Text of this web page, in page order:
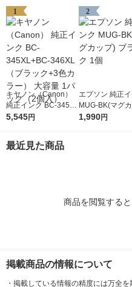
1
キヤノン（Canon）
純正インク BC-345XL
+BC-346XL （ブラッ
5,545円
2
エプソン 純正
MUG-BK(マグカ
ブラック 1個
1,990円
最近見た商品
商品を閲覧する
掲載商品の情報について
・ 掲載している情報の精度には万全を